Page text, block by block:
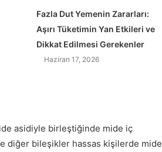
Fazla Dut Yemenin Zararları:
Aşırı Tüketimin Yan Etkileri ve
Dikkat Edilmesi Gerekenler
Haziran 17, 2026
asidiyle birleştiğinde mide iç
diğer bileşikler hassas kişilerde mide